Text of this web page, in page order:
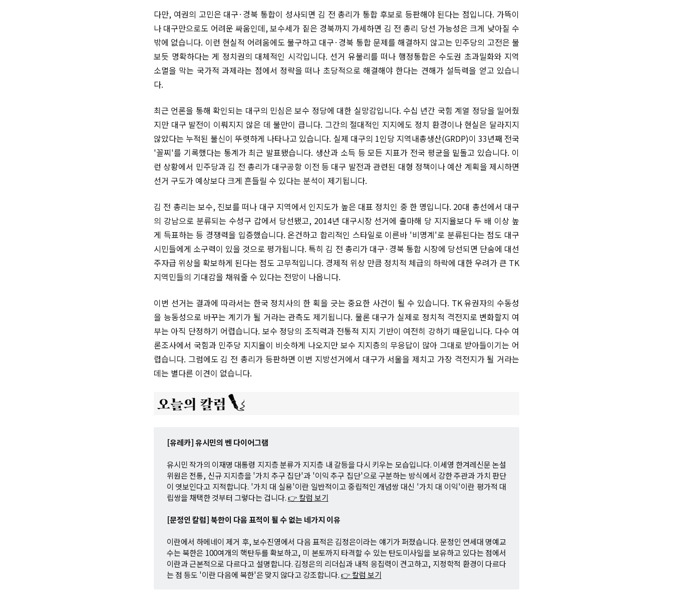
다만, 여권의 고민은 대구·경북 통합이 성사되면 김 전 총리가 통합 후보로 등판해야 된다는 점입니다. 가뜩이
나 대구만으로도 어려운 싸움인데, 보수세가 짙은 경북까지 가세하면 김 전 총리 당선 가능성은 크게 낮아질 수
밖에 없습니다. 이런 현실적 어려움에도 불구하고 대구·경북 통합 문제를 해결하지 않고는 민주당의 고전은 불
보듯 명확하다는 게 정치권의 대체적인 시각입니다. 선거 유불리를 떠나 행정통합은 수도권 초과밀화와 지역
소멸을 막는 국가적 과제라는 점에서 정략을 떠나 초당적으로 해결해야 한다는 견해가 설득력을 얻고 있습니
다.
최근 언론을 통해 확인되는 대구의 민심은 보수 정당에 대한 실망감입니다. 수십 년간 국힘 계열 정당을 밀어줬
지만 대구 발전이 이뤄지지 않은 데 불만이 큽니다. 그간의 절대적인 지지에도 정치 환경이나 현실은 달라지지
않았다는 누적된 불신이 뚜렷하게 나타나고 있습니다. 실제 대구의 1인당 지역내총생산(GRDP)이 33년째 전국
'꼴찌'를 기록했다는 통계가 최근 발표됐습니다. 생산과 소득 등 모든 지표가 전국 평균을 밑돌고 있습니다. 이
런 상황에서 민주당과 김 전 총리가 대구공항 이전 등 대구 발전과 관련된 대형 정책이나 예산 계획을 제시하면
선거 구도가 예상보다 크게 흔들릴 수 있다는 분석이 제기됩니다.
김 전 총리는 보수, 진보를 떠나 대구 지역에서 인지도가 높은 대표 정치인 중 한 명입니다. 20대 총선에서 대구
의 강남으로 분류되는 수성구 갑에서 당선됐고, 2014년 대구시장 선거에 출마해 당 지지율보다 두 배 이상 높
게 득표하는 등 경쟁력을 입증했습니다. 온건하고 합리적인 스타일로 이른바 '비명계'로 분류된다는 점도 대구
시민들에게 소구력이 있을 것으로 평가됩니다. 특히 김 전 총리가 대구·경북 통합 시장에 당선되면 단숨에 대선
주자급 위상을 확보하게 된다는 점도 고무적입니다. 경제적 위상 만큼 정치적 체급의 하락에 대한 우려가 큰 TK
지역민들의 기대감을 채워줄 수 있다는 전망이 나옵니다.
이번 선거는 결과에 따라서는 한국 정치사의 한 획을 긋는 중요한 사건이 될 수 있습니다. TK 유권자의 수동성
을 능동성으로 바꾸는 계기가 될 거라는 관측도 제기됩니다. 물론 대구가 실제로 정치적 격전지로 변화할지 여
부는 아직 단정하기 어렵습니다. 보수 정당의 조직력과 전통적 지지 기반이 여전히 강하기 때문입니다. 다수 여
론조사에서 국힘과 민주당 지지율이 비슷하게 나오지만 보수 지지층의 무응답이 많아 그대로 받아들이기는 어
렵습니다. 그럼에도 김 전 총리가 등판하면 이번 지방선거에서 대구가 서울을 제치고 가장 격전지가 될 거라는
데는 별다른 이견이 없습니다.
[유레카] 유시민의 벤 다이어그램
유시민 작가의 이재명 대통령 지지층 분류가 지지층 내 갈등을 다시 키우는 모습입니다. 이세영 한겨레신문 논설
위원은 전통, 신규 지지층을 '가치 추구 집단'과 '이익 추구 집단'으로 구분하는 방식에서 강한 주관과 가치 판단
이 엿보인다고 지적합니다. '가치 대 실용'이란 일반적이고 중립적인 개념쌍 대신 '가치 대 이익'이란 평가적 대
립쌍을 채택한 것부터 그렇다는 겁니다.👉 칼럼 보기
[문정인 칼럼] 북한이 다음 표적이 될 수 없는 네가지 이유
이란에서 하메네이 제거 후, 보수진영에서 다음 표적은 김정은이라는 얘기가 퍼졌습니다. 문정인 연세대 명예교
수는 북한은 100여개의 핵탄두를 확보하고, 미 본토까지 타격할 수 있는 탄도미사일을 보유하고 있다는 점에서
이란과 근본적으로 다르다고 설명합니다. 김정은의 리더십과 내적 응집력이 견고하고, 지정학적 환경이 다르다
는 점 등도 '이란 다음에 북한'은 맞지 않다고 강조합니다.👉 칼럼 보기